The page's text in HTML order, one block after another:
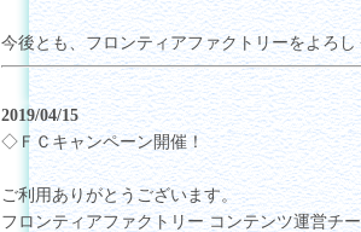
今後とも、フロンティアファクトリーをよろ
2019/04/15
◇ＦＣキャンペーン開催！
ご利用ありがとうございます。
フロンティアファクトリー コンテンツ運営チ